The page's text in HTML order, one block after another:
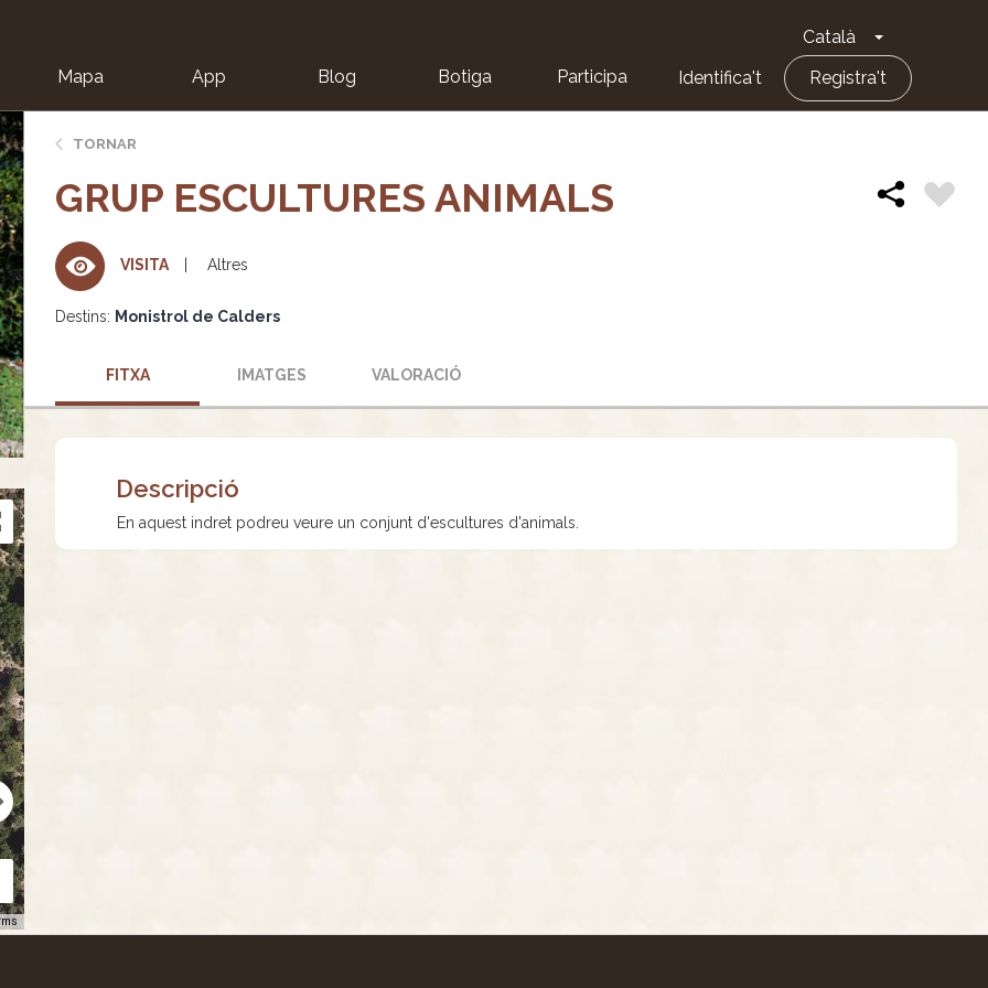
Català Toggle
Mapa App Blog Botiga Participa Identifica't Registra't
TORNAR
GRUP ESCULTURES ANIMALS
VISITA Altres
Destins: Monistrol de Calders
FITXA IMATGES VALORACIÓ
Descripció
En aquest indret podreu veure un conjunt d'escultures d'animals.